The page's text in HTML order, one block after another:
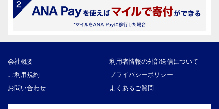
会社概要
利用者情報の外部送信について
ご利用規約
プライバシーポリシー
お問い合わせ
よくあるご質問